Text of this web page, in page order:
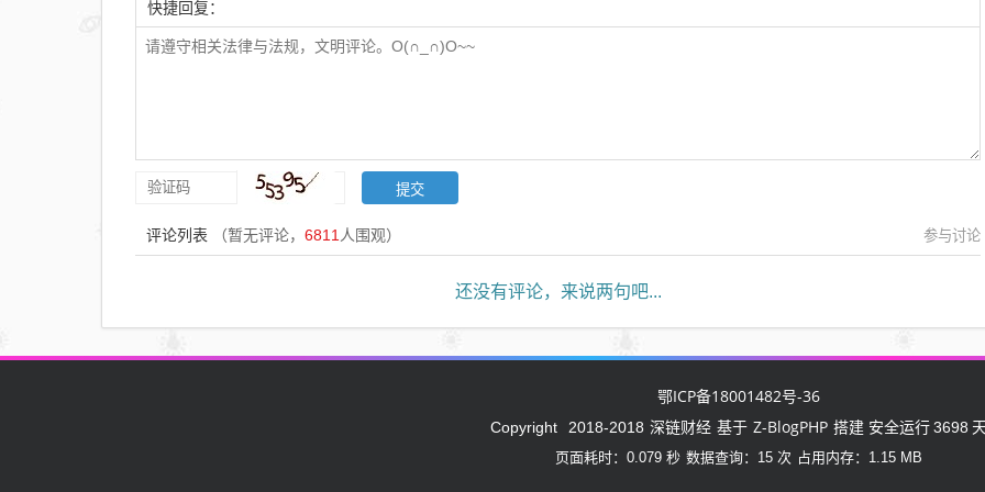
快捷回复：
评论列表 （暂无评论， 6811 人围观） 参与讨论
还没有评论，来说两句吧...
鄂ICP备18001482号-36
Copyright 2018-2018 深链财经 基于 Z-BlogPHP 搭建 安全运行3698
页面耗时：0.079 秒 数据查询：15 次 占用内存：1.15 MB